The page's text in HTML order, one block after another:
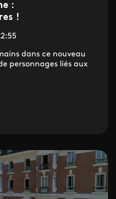
:
!
dans ce nouveau
personnages liés aux